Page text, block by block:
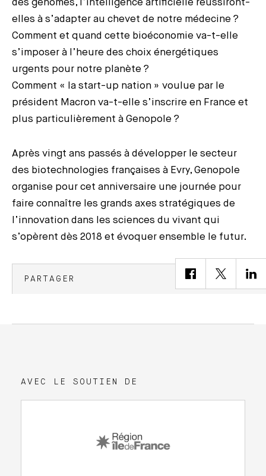
des génomes, l’intelligence artificielle réussiront-
elles à s’adapter au chevet de notre médecine ?
Comment et quand cette bioéconomie va-t-elle
s’imposer à l’heure des choix énergétiques
urgents pour notre planète ?
Comment « la start-up nation » voulue par le
président Macron va-t-elle s’inscrire en France et
plus particulièrement à Genopole ?
Après vingt ans passés à développer le secteur
des biotechnologies françaises à Evry, Genopole
organise pour cet anniversaire une journée pour
faire connaître les grands axes stratégiques de
l’innovation dans les sciences du vivant qui
s’opèrent dès 2018 et évoquer ensemble le futur.
PARTAGER
AVEC LE SOUTIEN DE